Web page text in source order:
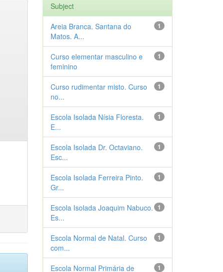
Subject
1
Areia Branca. Santana do
Matos. A...
1
Curso elementar masculino e
feminino
1
Curso rudimentar misto. Curso
no...
1
Escola Isolada Nísia Floresta.
E...
1
Escola Isolada Dr. Octaviano.
Esc...
1
Escola Isolada Ferreira Pinto.
Gr...
1
Escola Isolada Joaquim Nabuco.
Es...
1
Escola Normal de Natal. Curso
com...
1
Escola Normal Primária de